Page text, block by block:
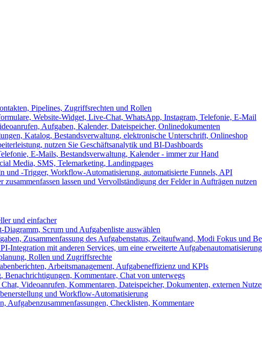
Pipelines, Zugriffsrechten und Rollen
Website-Widget, Live-Chat, WhatsApp, Instagram, Telefonie, E-Mail
Aufgaben, Kalender, Dateispeicher, Onlinedokumenten
Katalog, Bestandsverwaltung, elektronische Unterschrift, Onlineshop
nutzen Sie Geschäftsanalytik und BI-Dashboards
E-Mails, Bestandsverwaltung, Kalender - immer zur Hand
Media, SMS, Telemarketing, Landingpages
und -Trigger, Workflow-Automatisierung, automatisierte Funnels, API
lassen und Vervollständigung der Felder in Aufträgen nutzen
und einfacher
Scrum und Aufgabenliste auswählen
Zusammenfassung des Aufgabenstatus, Zeitaufwand, Modi Fokus und
Integration mit anderen Services, um eine erweiterte
Rollen und Zugriffsrechte
Arbeitsmanagement, Aufgabeneffizienz und KPIs
Kommentare, Chat von unterwegs
Videoanrufen, Kommentaren, Dateispeicher, Dokumenten, externen
und Workflow-Automatisierung
Aufgabenzusammenfassungen, Checklisten, Kommentare